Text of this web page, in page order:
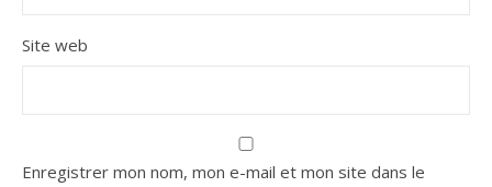
Site web
Enregistrer mon nom, mon e-mail et mon site dans le